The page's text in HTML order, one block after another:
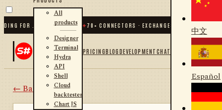
FOR .NET AND PYTHON✦ 70+ CONNECTORS · EXCHANGES · BROKERS ·
All
products
Designer
Terminal
Hydra
API
Shell
Cloud
backtester
Chart JS
PRICINGBLOGDEVELOPMENTCHAT
中文
Español
← Back